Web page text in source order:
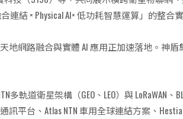
結 × Physical AI× 低功耗智慧運算」的整合
天地網路融合與實體 AI 應用正加速落地。
軌道衛星架構（GEO、LEO）與 LoRaWAN、
訊平台、Atlas NTN 車用全球連結方案、